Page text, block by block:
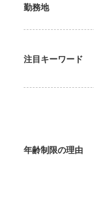
勤務地
注目キーワード
年齢制限の理由